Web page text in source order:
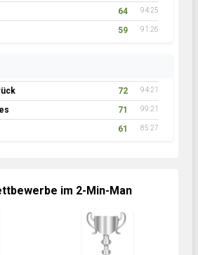
64 94:25
59 91:26
72 94:21
71 99:21
61 85:27
im 2-Min-Man